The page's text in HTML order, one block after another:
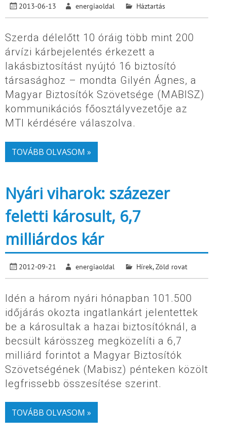
2013-06-13 energiaoldal Háztartás
Szerda délelőtt 10 óráig több mint 200
árvízi kárbejelentés érkezett a
lakásbiztosítást nyújtó 16 biztosító
társasághoz – mondta Gilyén Ágnes, a
Magyar Biztosítók Szövetsége (MABISZ)
kommunikációs főosztályvezetője az
MTI kérdésére válaszolva.
TOVÁBB OLVASOM »
Nyári viharok: százezer
feletti károsult, 6,7
milliárdos kár
2012-09-21 energiaoldal Hírek,Zöld rovat
Idén a három nyári hónapban 101.500
időjárás okozta ingatlankárt jelentettek
be a károsultak a hazai biztosítóknál, a
becsült kárösszeg megközelíti a 6,7
milliárd forintot a Magyar Biztosítók
Szövetségének (Mabisz) pénteken közölt
legfrissebb összesítése szerint.
TOVÁBB OLVASOM »